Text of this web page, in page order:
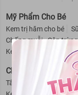
Mỹ Phẩm Cho Bé
Kem trị hăm cho bé
Chống muỗi - Côn
Kem chống nắng -
Chăm Sóc Cơ Thể
Tẩy da chết Kem